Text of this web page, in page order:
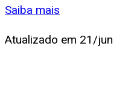
Saiba mais
Atualizado em 21/jun